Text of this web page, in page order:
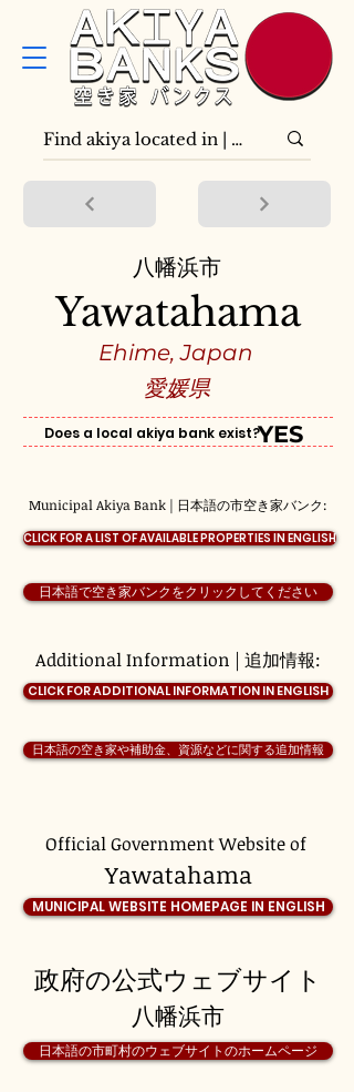
Yawatahama
八幡浜市
Ehime, Japan
愛媛県
Does a local akiya bank exist?YES
Municipal Akiya Bank | 日本語の市空き家バンク:
CLICK FOR A LIST OF AVAILABLE PROPERTIES IN ENGLISH
日本語で空き家バンクをクリックしてください
Additional Information | 追加情報:
CLICK FOR ADDITIONAL INFORMATION IN ENGLISH
Official Government Website of
Yawatahama
日本語の空き家や補助金、資源などに関する追加情報
MUNICIPAL WEBSITE HOMEPAGE IN ENGLISH
八幡浜市
政府の公式ウェブサイト
日本語の市町村のウェブサイトのホームページ